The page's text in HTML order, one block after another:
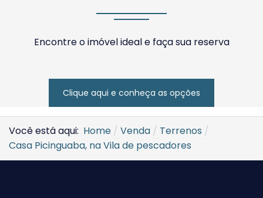
Encontre o imóvel ideal e faça sua reserva
Clique aqui e conheça as opções
Você está aqui: Home Venda
Terrenos
Casa Picinguaba, na Vila de pescadores